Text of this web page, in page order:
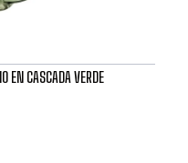
EN CASCADA VERDE